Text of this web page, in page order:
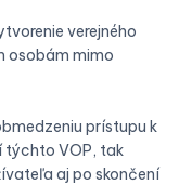
verejného
osobám mimo
prístupu k
týchto VOP, tak
aj po skončení